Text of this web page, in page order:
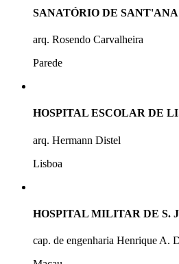
SANATÓRIO DE SANT'ANA
arq. Rosendo Carvalheira
Parede
HOSPITAL ESCOLAR DE
arq. Hermann Distel
Lisboa
HOSPITAL MILITAR DE S.
cap. de engenharia Henrique A.